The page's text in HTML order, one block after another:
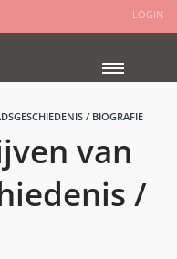
LOGIN
/ BIOGRAFIE
van
/